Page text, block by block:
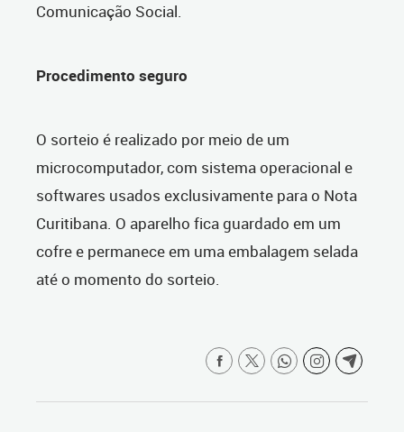
Comunicação Social.
Procedimento seguro
O sorteio é realizado por meio de um
microcomputador, com sistema operacional e
softwares usados exclusivamente para o Nota
Curitibana. O aparelho fica guardado em um
cofre e permanece em uma embalagem selada
até o momento do sorteio.